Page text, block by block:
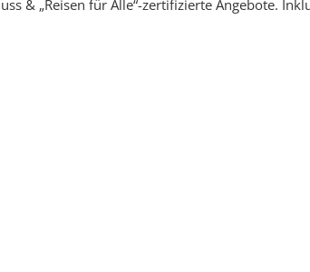
& „Reisen für Alle“-zertifizierte Angebote.